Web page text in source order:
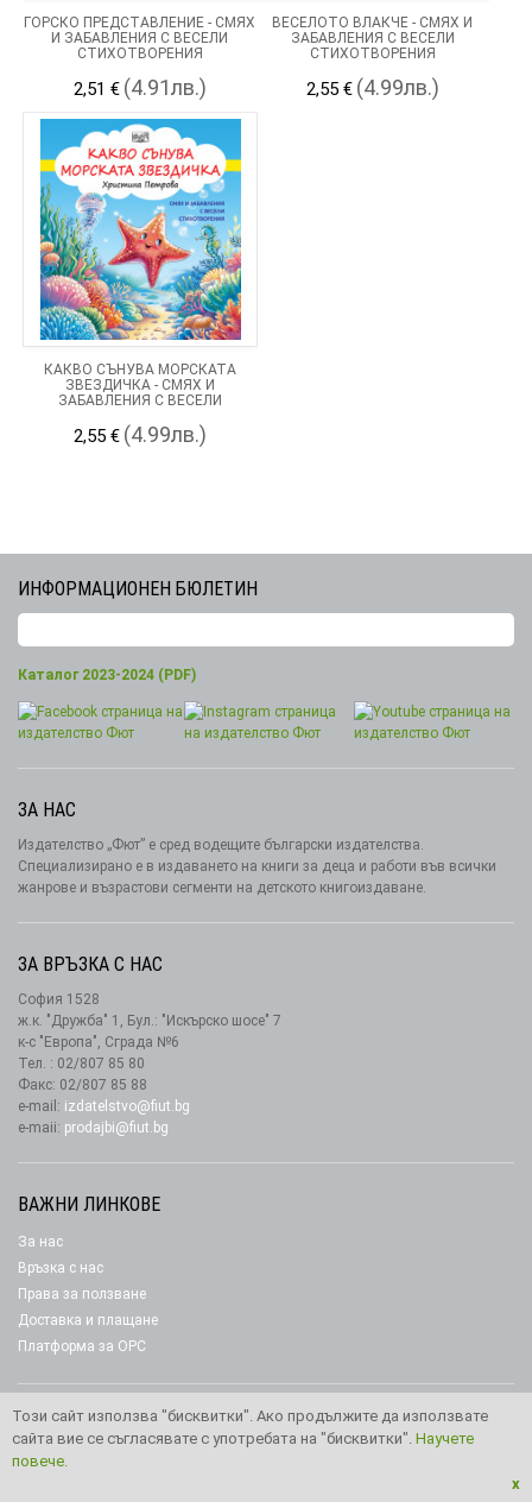
ГОРСКО ПРЕДСТАВЛЕНИЕ - СМЯХ
И ЗАБАВЛЕНИЯ С ВЕСЕЛИ
СТИХОТВОРЕНИЯ
2,51 € (4.91лв.)
ВЕСЕЛОТО ВЛАКЧЕ - СМЯХ И
ЗАБАВЛЕНИЯ С ВЕСЕЛИ
СТИХОТВОРЕНИЯ
2,55 € (4.99лв.)
КАКВО СЪНУВА МОРСКАТА
ЗВЕЗДИЧКА - СМЯХ И
ЗАБАВЛЕНИЯ С ВЕСЕЛИ
2,55 € (4.99лв.)
ИНФОРМАЦИОНЕН БЮЛЕТИН
Каталог 2023-2024 (PDF)
ЗА НАС
Издателство „Фют” е сред водещите български издателства.
Специализирано е в издаването на книги за деца и работи във всички
жанрове и възрастови сегменти на детското книгоиздаване.
ЗА ВРЪЗКА С НАС
София 1528
ж.к. "Дружба" 1, Бул.: "Искърско шосе" 7
к-с "Европа", Сграда №6
Тел. : 02/807 85 80
Факс: 02/807 85 88
e-mail: izdatelstvo@fiut.bg
e-maii: prodajbi@fiut.bg
ВАЖНИ ЛИНКОВЕ
За нас
Връзка с нас
Права за ползване
Доставка и плащане
Платформа за ОРС
Този сайт използва "бисквитки". Ако продължите да използвате
сайта вие се съгласявате с употребата на "бисквитки". Научете
повече.
x